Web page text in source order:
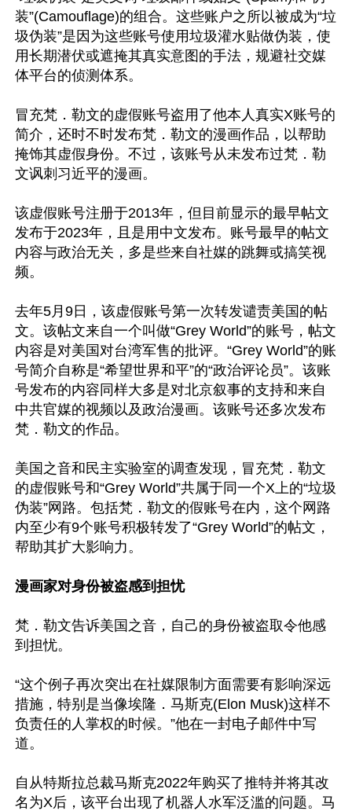
装”(Camouflage)的组合。这些账户之所以被成为“垃
圾伪装”是因为这些账号使用垃圾灌水贴做伪装，使
用长期潜伏或遮掩其真实意图的手法，规避社交媒
体平台的侦测体系。
冒充梵．勒文的虚假账号盗用了他本人真实X账号的
简介，还时不时发布梵．勒文的漫画作品，以帮助
掩饰其虚假身份。不过，该账号从未发布过梵．勒
文讽刺习近平的漫画。
该虚假账号注册于2013年，但目前显示的最早帖文
发布于2023年，且是用中文发布。账号最早的帖文
内容与政治无关，多是些来自社媒的跳舞或搞笑视
频。
去年5月9日，该虚假账号第一次转发谴责美国的帖
文。该帖文来自一个叫做“Grey World”的账号，帖文
内容是对美国对台湾军售的批评。“Grey World”的账
号简介自称是“希望世界和平”的“政治评论员”。该账
号发布的内容同样大多是对北京叙事的支持和来自
中共官媒的视频以及政治漫画。该账号还多次发布
梵．勒文的作品。
美国之音和民主实验室的调查发现，冒充梵．勒文
的虚假账号和“Grey World”共属于同一个X上的“垃圾
伪装”网路。包括梵．勒文的假账号在内，这个网路
内至少有9个账号积极转发了“Grey World”的帖文，
帮助其扩大影响力。
漫画家对身份被盗感到担忧
梵．勒文告诉美国之音，自己的身份被盗取令他感
到担忧。
“这个例子再次突出在社媒限制方面需要有影响深远
措施，特别是当像埃隆．马斯克(Elon Musk)这样不
负责任的人掌权的时候。”他在一封电子邮件中写
道。
自从特斯拉总裁马斯克2022年购买了推特并将其改
名为X后，该平台出现了机器人水军泛滥的问题。马